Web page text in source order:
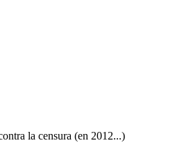
la censura (en 2012...)